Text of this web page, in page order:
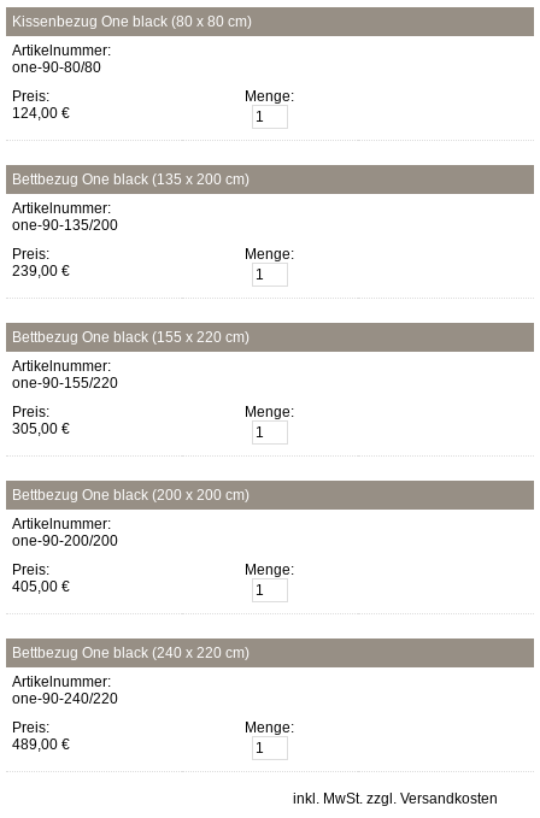
Kissenbezug One black (80 x 80 cm)
Artikelnummer:
one-90-80/80
Preis:
124,00 €
Menge:
Bettbezug One black (135 x 200 cm)
Artikelnummer:
one-90-135/200
Preis:
239,00 €
Menge:
Bettbezug One black (155 x 220 cm)
Artikelnummer:
one-90-155/220
Preis:
305,00 €
Menge:
Bettbezug One black (200 x 200 cm)
Artikelnummer:
one-90-200/200
Preis:
405,00 €
Menge:
Bettbezug One black (240 x 220 cm)
Artikelnummer:
one-90-240/220
Preis:
489,00 €
Menge:
inkl. MwSt. zzgl. Versandkosten